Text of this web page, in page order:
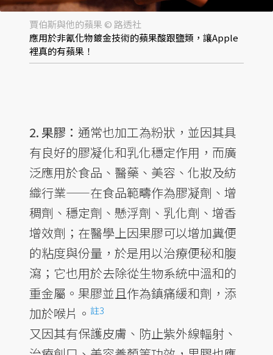
賈伯斯與他的蘋果 © 路透社
應用於非氰化物鍍金技術的蘋果酸跟鹽類，讓Apple
裡真的有蘋果！
2. 果膠： 通常也加工為粉狀，並因其具
有良好的膠凝化和乳化穩定作用，而廣
泛應用於食品、醫藥、美容、化妝及紡
織行業——在食品範疇作為膠凝劑、增
稠劑、穩定劑、懸浮劑、乳化劑、增香
增效劑；在醫學上因果膠可以增加糞便
的粘度與份量，於是用以治療便秘和腹
瀉；它也用於去除從生物系統中溫和的
重金屬。果膠並且作為鎮痛緩和劑，添
加於喉片。 註3
又因其有保護皮膚、防止紫外線輻射、